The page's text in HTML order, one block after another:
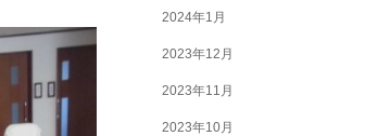
2024年1月
2023年12月
2023年11月
2023年10月